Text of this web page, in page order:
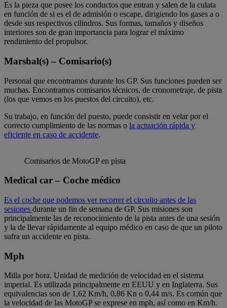
Es la pieza que posee los conductos que entran y salen de la culata
en función de si es el de admisión o escape, dirigiendo los gases a o
desde sus respectivos cilindros. Sus formas, tamaños y diseños
interiores son de gran importancia para lograr el máximo
rendimiento del propulsor.
Marshal(s) – Comisario(s)
Personal que encontramos durante los GP. Sus funciones pueden ser
muchas. Encontramos comisarios técnicos, de cronometraje, de pista
(los que vemos en los puestos del circuito), etc.
Su trabajo, en función del puesto, puede consistir en velar por el
correcto cumplimiento de las normas o la actuación rápida y
eficiente en caso de accidente.
Comisarios de MotoGP en pista
Medical car – Coche médico
Es el coche que podemos ver recorrer el circuito antes de las
sesiones durante un fin de semana de GP. Sus misiones son
principalmente las de reconocimiento de la pista antes de una sesión
y la de llevar rápidamente al equipo médico en caso de que un piloto
sufra un accidente en pista.
Mph
Milla por hora. Unidad de medición de velocidad en el sistema
imperial. Es utilizada principalmente en EEUU y en Inglaterra. Sus
equivalencias son de 1,62 Km/h, 0,86 Kn o 0,44 m/s. Es común que
la velocidad de las MotoGP se exprese en mph, así como en Km/h.